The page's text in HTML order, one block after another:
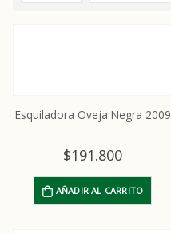
Esquiladora Oveja Negra 2009
$191.800
AÑADIR AL CARRITO